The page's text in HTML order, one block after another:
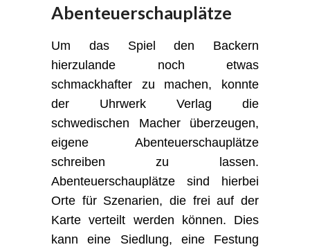
Abenteuerschauplätze
Um das Spiel den Backern
hierzulande noch etwas
schmackhafter zu machen, konnte
der Uhrwerk Verlag die
schwedischen Macher überzeugen,
eigene Abenteuerschauplätze
schreiben zu lassen.
Abenteuerschauplätze sind hierbei
Orte für Szenarien, die frei auf der
Karte verteilt werden können. Dies
kann eine Siedlung, eine Festung